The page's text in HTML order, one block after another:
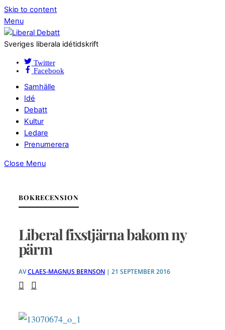
Skip to content
Menu
Sveriges liberala idétidskrift
Twitter
Facebook
Samhälle
Idé
Debatt
Kultur
Ledare
Prenumerera
Close Menu
BOKRECENSION
Liberal fixstjärna bakom ny
pärm
AVCLAES-MAGNUS BERNSON| 21 SEPTEMBER 2016